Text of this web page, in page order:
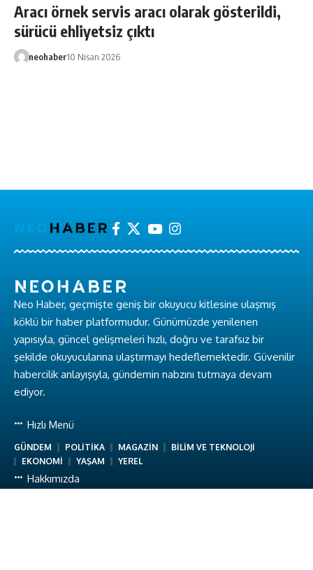
Aracı örnek servis aracı olarak gösterildi,
sürücü ehliyetsiz çıktı
neohaber10 Nisan 2026
Neo Haber, geçmişte geniş bir okuyucu kitlesine ulaşmış
köklü bir haber platformudur. Günümüzde yenilenen
yapısıyla, güncel gelişmeleri hızlı, doğru ve tarafsız bir
şekilde okuyucularına ulaştırmayı hedeflemektedir. Güvenilir
habercilik anlayışıyla, gündemin nabzını tutmaya devam
ediyor.
Hızlı Menü
GÜNDEM POLİTİKA MAGAZİN
BİLİM VE TEKNOLOJİ
EKONOMİ
YAŞAM YEREL
Hakkımızda